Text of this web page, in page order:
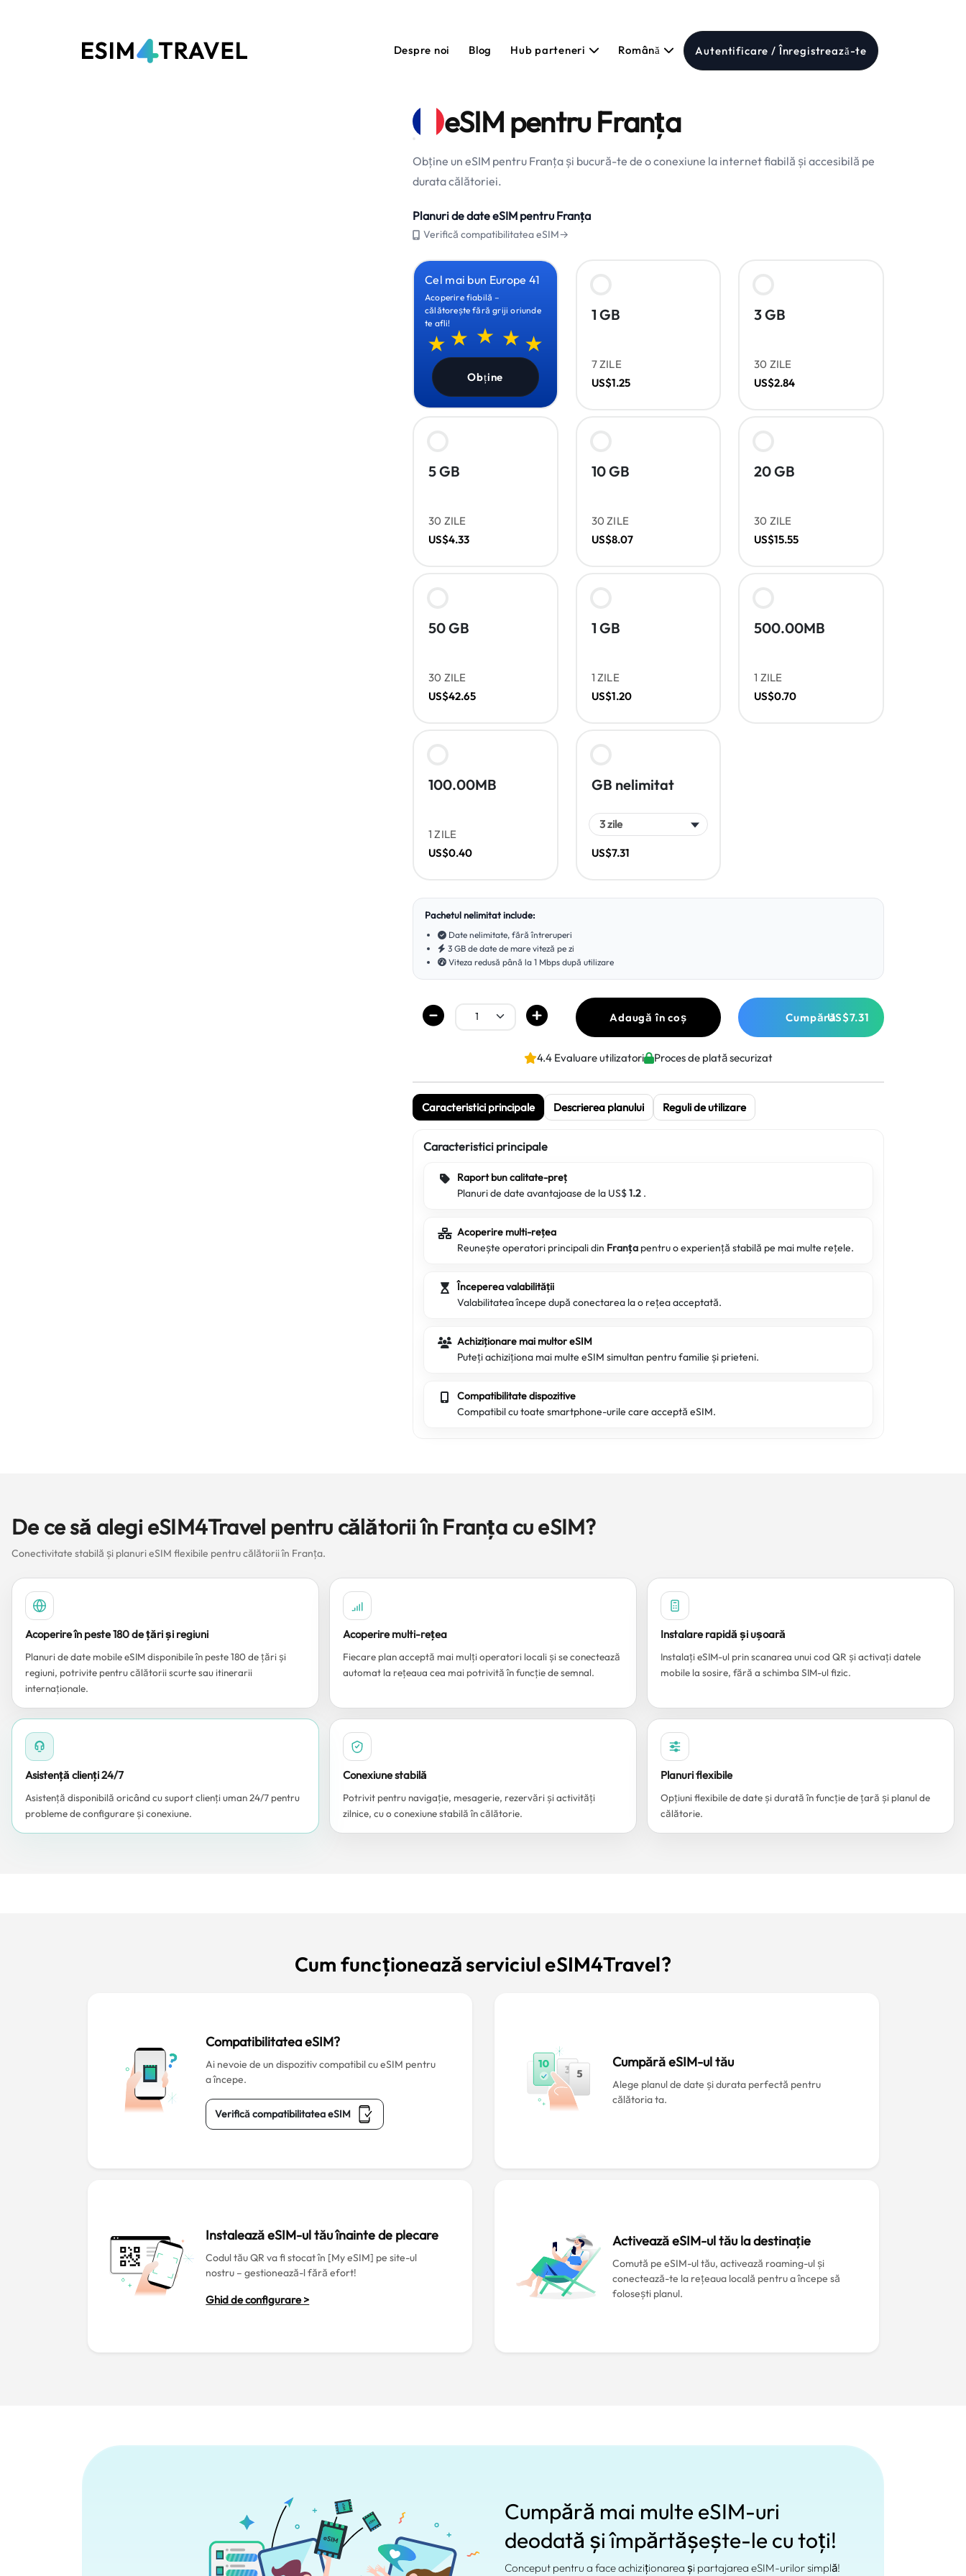
Despre noi Blog Hub parteneri Română Autentificare / Înregistrează-te
eSIM pentru Franța
Obține un eSIM pentru Franța și bucură-te de o conexiune la internet fiabilă și accesibilă pe
durata călătoriei.
Planuri de date eSIM pentru Franța
Verifică compatibilitatea eSIM→
Cel mai bun Europe 41
Acoperire fiabilă –
călătorește fără griji oriunde
te afli!
Obține
1 GB
7 ZILE
US$1.25
3 GB
30 ZILE
US$2.84
5 GB
30 ZILE
US$4.33
10 GB
30 ZILE
US$8.07
20 GB
30 ZILE
US$15.55
50 GB
30 ZILE
US$42.65
1 GB
1 ZILE
US$1.20
500.00MB
1 ZILE
US$0.70
100.00MB
1 ZILE
US$0.40
GB nelimitat
US$7.31
Pachetul nelimitat include:
Date nelimitate, fără întreruperi
3 GB de date de mare viteză pe zi
Viteza redusă până la 1 Mbps după utilizare
Adaugă în coș CumpărăUS$7.31
4.4 Evaluare utilizatori Proces de plată securizat
Caracteristici principale Descrierea planului Reguli de utilizare
Caracteristici principale
Raport bun calitate-preț
Planuri de date avantajoase de la US$1.2 .
Acoperire multi-rețea
Reunește operatori principali din Franța pentru o experiență stabilă pe mai multe rețele.
Începerea valabilității
Valabilitatea începe după conectarea la o rețea acceptată.
Achiziționare mai multor eSIM
Puteți achiziționa mai multe eSIM simultan pentru familie și prieteni.
Compatibilitate dispozitive
Compatibil cu toate smartphone-urile care acceptă eSIM.
De ce să alegi eSIM4Travel pentru călătorii în Franța cu eSIM?
Conectivitate stabilă și planuri eSIM flexibile pentru călătorii în Franța.
Acoperire în peste 180 de țări și regiuni
Planuri de date mobile eSIM disponibile în peste 180 de țări și
regiuni, potrivite pentru călătorii scurte sau itinerarii
internaționale.
Acoperire multi-rețea
Fiecare plan acceptă mai mulți operatori locali și se conectează
automat la rețeaua cea mai potrivită în funcție de semnal.
Instalare rapidă și ușoară
Instalați eSIM-ul prin scanarea unui cod QR și activați datele
mobile la sosire, fără a schimba SIM-ul fizic.
Asistență clienți 24/7
Asistență disponibilă oricând cu suport clienți uman 24/7 pentru
probleme de configurare și conexiune.
Conexiune stabilă
Potrivit pentru navigație, mesagerie, rezervări și activități
zilnice, cu o conexiune stabilă în călătorie.
Planuri flexibile
Opțiuni flexibile de date și durată în funcție de țară și planul de
călătorie.
Cum funcționează serviciul eSIM4Travel?
Compatibilitatea eSIM?
Ai nevoie de un dispozitiv compatibil cu eSIM pentru
a începe.
Verifică compatibilitatea eSIM
Cumpără eSIM-ul tău
Alege planul de date și durata perfectă pentru
călătoria ta.
Instalează eSIM-ul tău înainte de plecare
Codul tău QR va fi stocat în [My eSIM] pe site-ul
nostru – gestionează-l fără efort!
Ghid de configurare >
Activează eSIM-ul tău la destinație
Comută pe eSIM-ul tău, activează roaming-ul și
conectează-te la rețeaua locală pentru a începe să
folosești planul.
Cumpără mai multe eSIM-uri
deodată și împărtășește-le cu toți!
Conceput pentru a face achiziționarea și partajarea eSIM-urilor simplă!